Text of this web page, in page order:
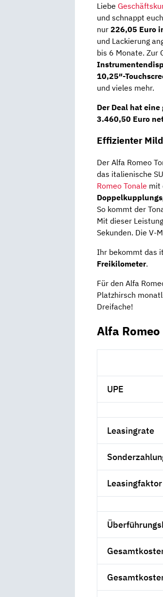
Liebe
und schnappt
nur 226,05 Euro
und Lackierung
bis 6 Monate. Zur
10,25″-
und vieles mehr.
Der Deal hat eine
3.460,50 Euro
Effizienter
Der Alfa Romeo
das italienische
Romeo Tonale mit
So kommt der
Mit dieser
Sekunden. Die V-
Ihr bekommt das
Freikilometer.
Für den Alfa
Platzhirsch
Dreifache!
Alfa
UPE
Leasingrate
Leasingfaktor